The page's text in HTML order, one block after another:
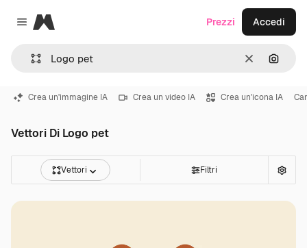
Close menu
Magnific
CancellaCerca
Prezzi Accedi
Crea un'immagine IA Crea un video IA Crea un'icona IA
Vettori Di Logo pet
Vettori Filtri